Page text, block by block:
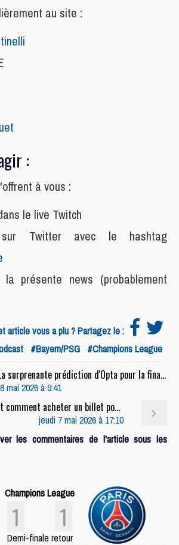
au site :
:
à vous :
le live Twitch
sur Twitter avec le hashtag
la présente news (probablement
article vous a plu ? Partagez le :
#Bayern/PSG #Champions League
Europe : La surprenante prédiction d'Opta pour la finale PSG/Arsenal
mai 2026 à 9:41
Supporters : Quand et comment acheter un billet pour la finale PSG/Arsenal ?
jeudi 7 mai 2026 à 17:10
les commentaires de l'article sous les
Champions League
1 1
Demi-finale retour